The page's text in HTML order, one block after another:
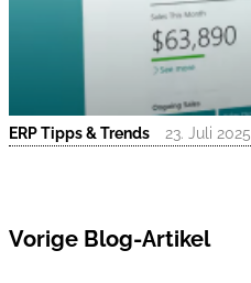
ERP Tipps & Trends 23. Juli 2025
Vorige Blog-Artikel